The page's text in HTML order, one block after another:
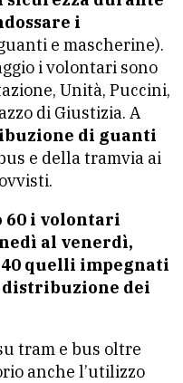
i
e mascherine).
i volontari sono
Unità, Puccini,
di Giustizia. A
di guanti
e della tramvia ai
60 i volontari
al venerdì,
quelli impegnati
dei
tram e bus oltre
anche l’utilizzo